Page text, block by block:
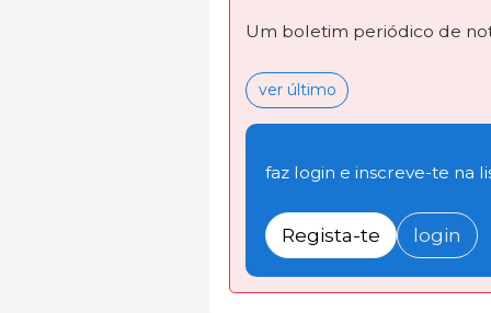
Um boletim periódico de
ver último
faz login e inscreve-te na
Regista-te login